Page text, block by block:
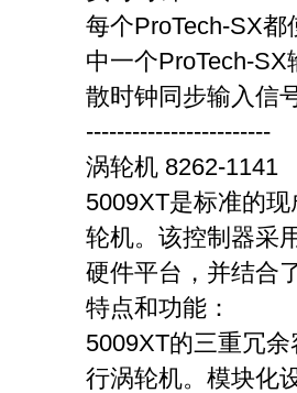
每个ProTech-SX
中一个ProTech-
散时钟同步输入信
------------------------
涡轮机 8262-1141
5009XT是标准的
轮机。该控制器采
硬件平台，并结合
特点和功能：
5009XT的三重冗
行涡轮机。模块化